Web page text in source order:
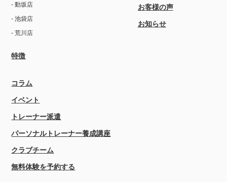
- 動坂店
- 池袋店
- 荒川店
特徴
お客様の声
お知らせ
コラム
イベント
トレーナー派遣
パーソナルトレーナー養成講座
クラブチーム
無料体験を予約する